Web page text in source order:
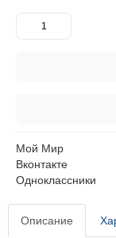
Мой Мир
Вконтакте
Одноклассники
Описание